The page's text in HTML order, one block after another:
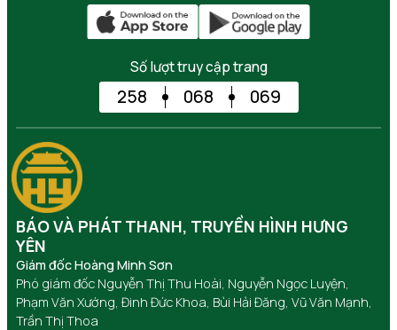
Số lượt truy cập trang
258 068 069
BÁO VÀ PHÁT THANH, TRUYỀN HÌNH HƯNG
YÊN
Giám đốc Hoàng Minh Sơn
Phó giám đốc Nguyễn Thị Thu Hoài, Nguyễn Ngọc Luyện,
Phạm Văn Xướng, Đinh Đức Khoa, Bùi Hải Đăng, Vũ Văn Mạnh,
Trần Thị Thoa